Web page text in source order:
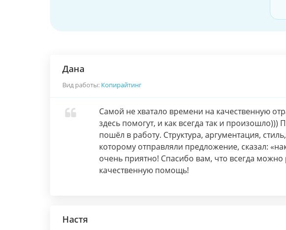
Дана
Вид работы: Копирайтинг
Самой не хватало времени на качественную
здесь помогут, и как всегда так и произошло)))
пошёл в работу. Структура, аргументация,
которому отправляли предложение, сказал:
очень приятно! Спасибо вам, что всегда можно
качественную помощь!
Настя